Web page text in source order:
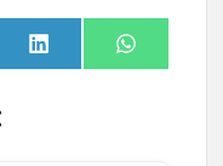
Share
on
L
i
Share
on
W
h